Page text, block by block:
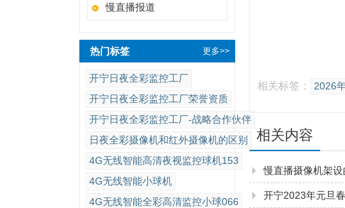
慢直播报道
热门标签 更多>>
开宁日夜全彩监控工厂
开宁日夜全彩监控工厂荣誉资质
开宁日夜全彩监控工厂-战略合作伙伴
日夜全彩摄像机和红外摄像机的区别
4G无线智能高清夜视监控球机153
4G无线智能小球机
4G无线智能全彩高清监控小球066
广东
相关标签： 2026
相关内容
慢直播摄像机架
开宁2023年元旦